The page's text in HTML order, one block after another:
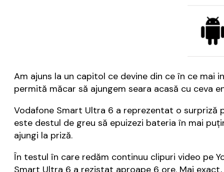
Am ajuns la un capitol ce devine din ce în ce
permită măcar să ajungem seara acasă cu ceva
Vodafone Smart Ultra 6 a reprezentat o surpriză
este destul de greu să epuizezi bateria în mai
ajungi la priză.
În testul în care redăm continuu clipuri video pe
Smart Ultra 6 a rezistat aproape 6 ore. Mai